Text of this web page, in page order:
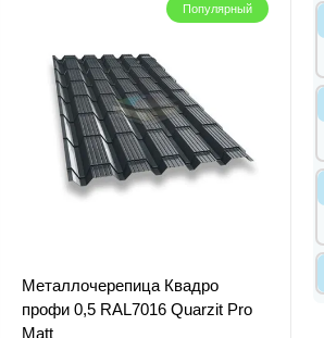
Популярный
Металлочерепица Квадро
профи 0,5 RAL7016 Quarzit Pro
Matt